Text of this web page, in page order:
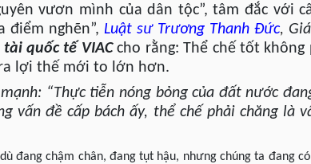
vươn mình của dân tộc”, tâm đắc với
điểm nghẽn”, Luật sư Trương Thanh Đức,
quốc tế VIAC cho rằng: Thể chế tốt
lợi thế mới to lớn hơn.
“Thực tiễn nóng bỏng của đất nước
vấn đề cấp bách ấy, thể chế phải chăng là
đang chậm chân, đang tụt hậu, nhưng chúng ta đang